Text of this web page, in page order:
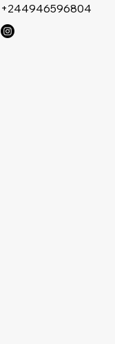
+244946596804